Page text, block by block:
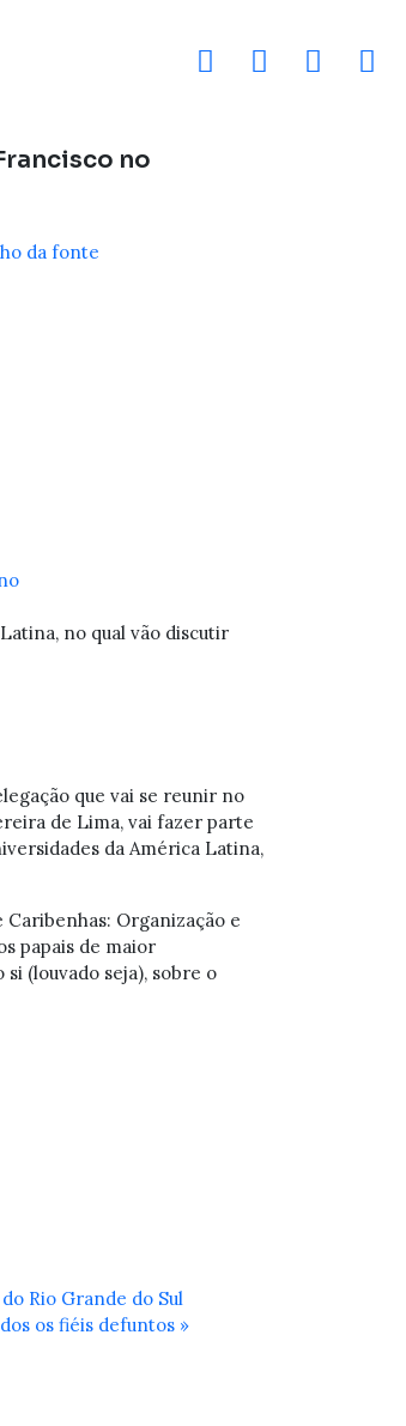
no
da fonte
no qual vão discutir
que vai se reunir no
de Lima, vai fazer parte
da América Latina,
Organização e
papais de maior
(louvado seja), sobre o
Rio Grande do Sul
os fiéis defuntos »